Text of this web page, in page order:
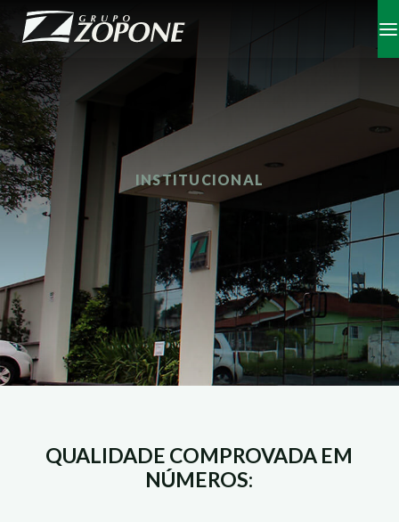
INSTITUCIONAL
QUALIDADE COMPROVADA EM
NÚMEROS: